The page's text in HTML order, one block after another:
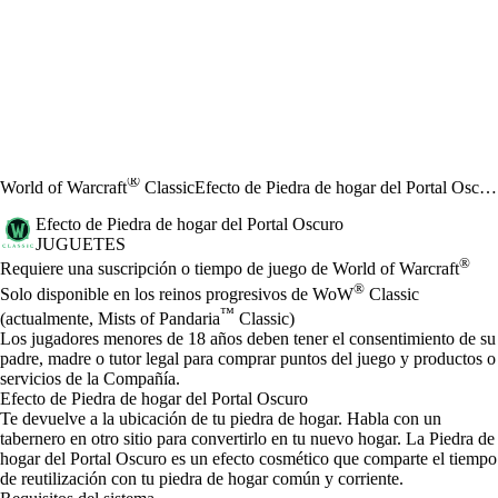
World of Warcraft® Classic
Efecto de Piedra de hogar del Portal Oscuro
Efecto de Piedra de hogar del Portal Oscuro
JUGUETES
Precio
Available actions
Requiere una suscripción o tiempo de juego de World of Warcraft®
Solo disponible en los reinos progresivos de WoW® Classic
(actualmente, Mists of Pandaria™ Classic)
Los jugadores menores de 18 años deben tener el consentimiento de su
padre, madre o tutor legal para comprar puntos del juego y productos o
servicios de la Compañía.
Efecto de Piedra de hogar del Portal Oscuro
Te devuelve a la ubicación de tu piedra de hogar. Habla con un
tabernero en otro sitio para convertirlo en tu nuevo hogar. La Piedra de
hogar del Portal Oscuro es un efecto cosmético que comparte el tiempo
de reutilización con tu piedra de hogar común y corriente.